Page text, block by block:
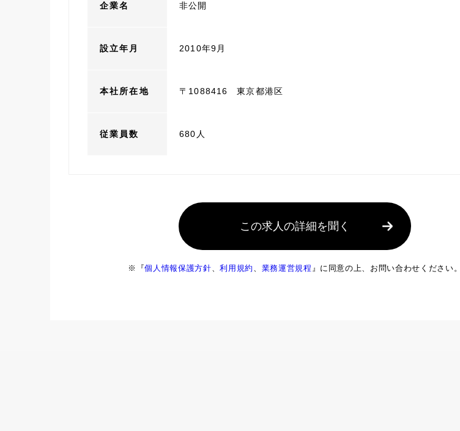
企業名 非公開
設立年月 2010年9月
本社所在地 〒1088416 東京都港区
従業員数 680人
この求人の詳細を聞く
※『個人情報保護方針、利用規約 、 業務運営規程 』に同意の上、お問い合わせください。